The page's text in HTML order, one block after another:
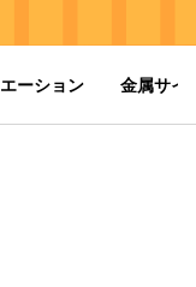
ーション 金属サイ